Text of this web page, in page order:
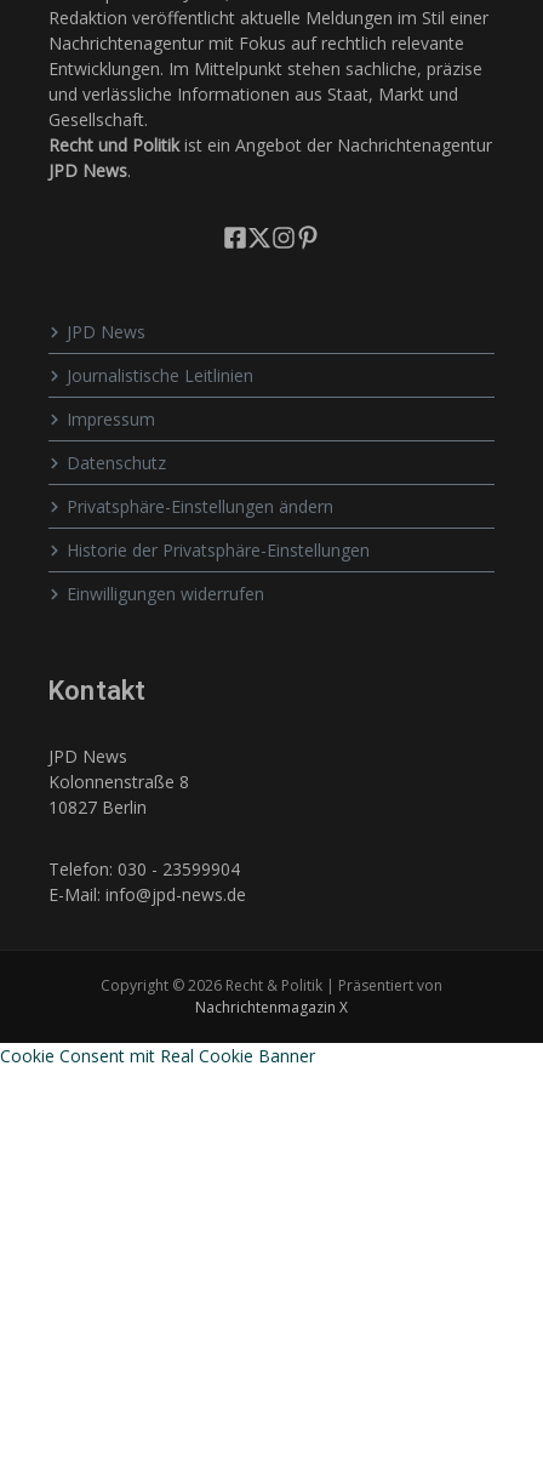
Redaktion veröffentlicht aktuelle Meldungen im Stil einer
Nachrichtenagentur mit Fokus auf rechtlich relevante
Entwicklungen. Im Mittelpunkt stehen sachliche, präzise
und verlässliche Informationen aus Staat, Markt und
Gesellschaft.
Recht und Politikist ein Angebot der Nachrichtenagentur
JPD News.
JPD News
Journalistische Leitlinien
Impressum
Datenschutz
Privatsphäre-Einstellungen ändern
Historie der Privatsphäre-Einstellungen
Einwilligungen widerrufen
Kontakt
JPD News
Kolonnenstraße 8
10827 Berlin
Telefon: 030 - 23599904
E-Mail: info@jpd-news.de
Copyright © 2026 Recht & Politik | Präsentiert von
Nachrichtenmagazin X
Cookie Consent mit Real Cookie Banner